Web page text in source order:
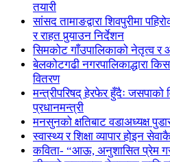
तयारी
सांसद तामाङद्वारा शिवपुरीमा
र राहत पुर्‍याउन निर्देशन
सिमकोट गाँउपालिकाको नेतृत्व र
बेलकोटगढी नगरपालिकाद्धारा
वितरण
मन्त्रीपरिषद् हेरफेर हुँदैः जसपाको
प्रधानमन्त्री
मनसुनको क्षतिबाट वडाअध्यक्ष
स्वास्थ्य र शिक्षा व्यापार होइन
कविता- “आऊ, अनुशासित प्रेम